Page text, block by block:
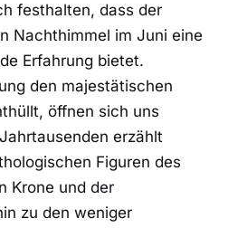
festhalten, dass ⁢der
⁤Nachthimmel im Juni eine
Erfahrung bietet.⁤
⁢den majestätischen
öffnen sich⁤ uns
erzählt
Figuren des
Krone und der
zu den​ weniger